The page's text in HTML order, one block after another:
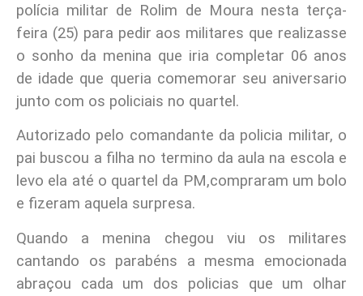
polícia militar de Rolim de Moura nesta terça-
feira (25) para pedir aos militares que realizasse
o sonho da menina que iria completar 06 anos
de idade que queria comemorar seu aniversario
junto com os policiais no quartel.
Autorizado pelo comandante da policia militar, o
pai buscou a filha no termino da aula na escola e
levo ela até o quartel da PM,compraram um bolo
e fizeram aquela surpresa.
Quando a menina chegou viu os militares
cantando os parabéns a mesma emocionada
abraçou cada um dos policias que um olhar